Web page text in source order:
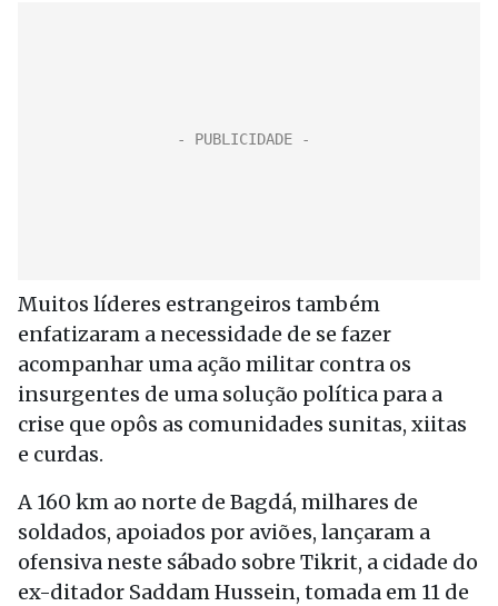
Muitos líderes estrangeiros também
enfatizaram a necessidade de se fazer
acompanhar uma ação militar contra os
insurgentes de uma solução política para a
crise que opôs as comunidades sunitas, xiitas
e curdas.
A 160 km ao norte de Bagdá, milhares de
soldados, apoiados por aviões, lançaram a
ofensiva neste sábado sobre Tikrit, a cidade do
ex-ditador Saddam Hussein, tomada em 11 de